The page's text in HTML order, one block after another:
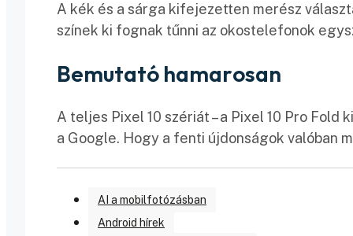
A kék és a sárga kifejezetten merész
színek ki fognak tűnni az okostelefonok
Bemutató hamarosan
A teljes Pixel 10 szériát – a Pixel 10 Pro Fold
a Google. Hogy a fenti újdonságok valóban
AI a mobilfotózásban
Android hírek